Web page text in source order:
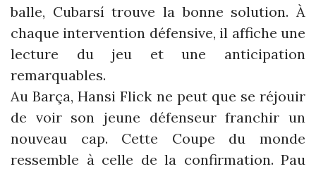
balle, Cubarsí trouve la bonne solution. À
chaque intervention défensive, il affiche une
lecture du jeu et une anticipation
remarquables.
Au Barça, Hansi Flick ne peut que se réjouir
de voir son jeune défenseur franchir un
nouveau cap. Cette Coupe du monde
ressemble à celle de la confirmation. Pau